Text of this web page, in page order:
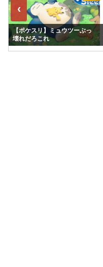
‹
【ポケスリ】ミュウツーぶっ
壊れだろこれ